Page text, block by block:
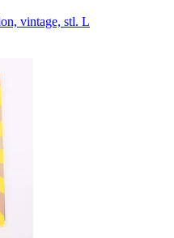
vintage, stl. L